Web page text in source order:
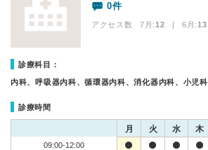
0件
アクセス数 7月:12 | 6月:13
診療科目：
内科、呼吸器内科、循環器内科、消化器内科、小児科
診療時間
月 火 水 木
09:00-12:00